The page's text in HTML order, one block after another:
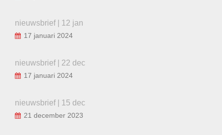
nieuwsbrief | 12 jan
17 januari 2024
nieuwsbrief | 22 dec
17 januari 2024
nieuwsbrief | 15 dec
21 december 2023